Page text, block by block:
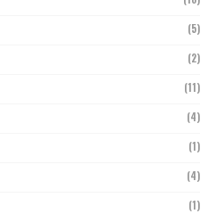
(5)
(2)
(11)
(4)
(1)
(4)
(1)